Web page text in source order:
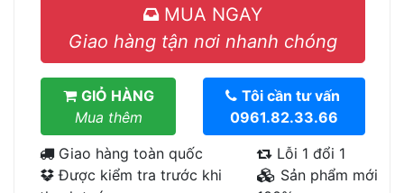
MUA NGAY
Giao hàng tận nơi nhanh chóng
GIỎ HÀNG
Mua thêm
Tôi cần tư vấn
0961.82.33.66
Giao hàng toàn quốc
Được kiểm tra trước khi
Lỗi 1 đổi 1
Sản phẩm mới